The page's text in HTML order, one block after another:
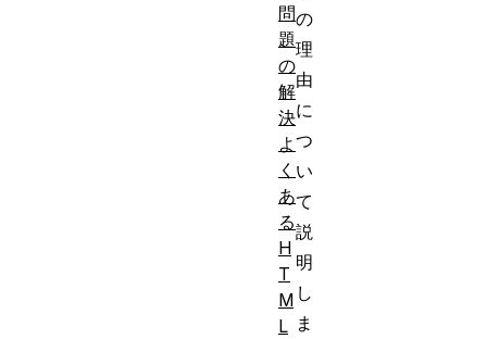
の
理
由
に
つ
い
て
説
明
し
ま
問
題
の
解
決
よ
く
あ
る
H
T
M
L